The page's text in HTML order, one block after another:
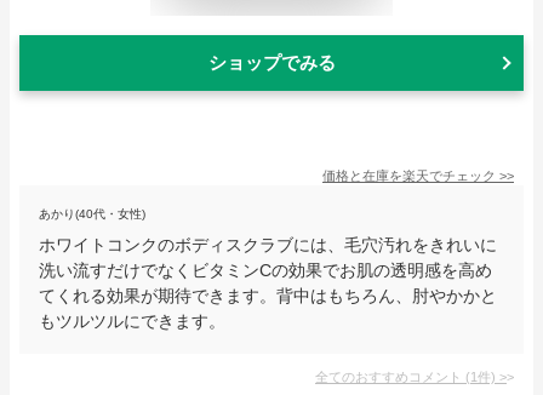
ショップでみる
価格と在庫を楽天でチェック >>
あかり(40代・女性)
ホワイトコンクのボディスクラブには、毛穴汚れをきれいに
洗い流すだけでなくビタミンCの効果でお肌の透明感を高め
てくれる効果が期待できます。背中はもちろん、肘やかかと
もツルツルにできます。
全てのおすすめコメント (1件) >